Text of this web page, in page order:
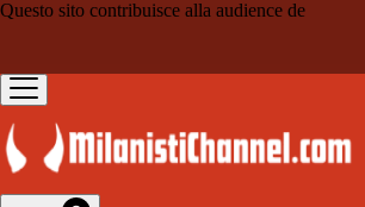
Questo sito contribuisce alla audience de